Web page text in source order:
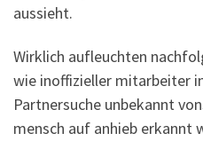
aussieht.
Wirklich aufleuchten
wie inoffizieller mitarbeiter
Partnersuche unbekannt
mensch auf anhieb erkannt